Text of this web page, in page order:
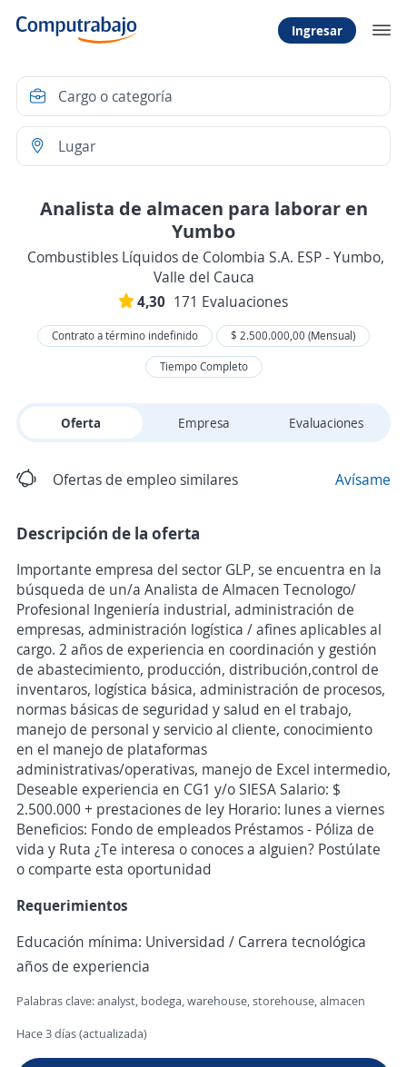
Ingresar
Analista de almacen para laborar en
Yumbo
Combustibles Líquidos de Colombia S.A. ESP - Yumbo,
Valle del Cauca
4,30 171 Evaluaciones
Contrato a término indefinido
$ 2.500.000,00 (Mensual)
Tiempo Completo
Oferta Empresa Evaluaciones
Ofertas de empleo similares Avísame
Descripción de la oferta
Importante empresa del sector GLP, se encuentra en la
búsqueda de un/a Analista de Almacen Tecnologo/
Profesional Ingeniería industrial, administración de
empresas, administración logística / afines aplicables al
cargo. 2 años de experiencia en coordinación y gestión
de abastecimiento, producción, distribución,control de
inventaros, logística básica, administración de procesos,
normas básicas de seguridad y salud en el trabajo,
manejo de personal y servicio al cliente, conocimiento
en el manejo de plataformas
administrativas/operativas, manejo de Excel intermedio,
Deseable experiencia en CG1 y/o SIESA Salario: $
2.500.000 + prestaciones de ley Horario: lunes a viernes
Beneficios: Fondo de empleados Préstamos - Póliza de
vida y Ruta ¿Te interesa o conoces a alguien? Postúlate
o comparte esta oportunidad
Requerimientos
Educación mínima: Universidad / Carrera tecnológica
años de experiencia
Palabras clave: analyst, bodega, warehouse, storehouse, almacen
Hace 3 días (actualizada)